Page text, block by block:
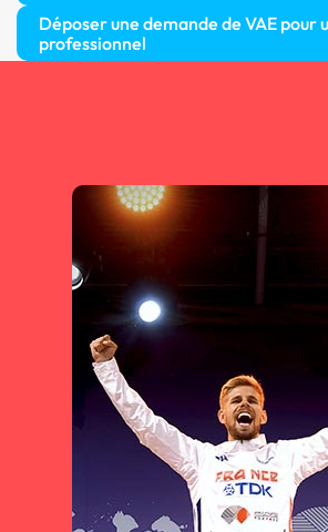
Déposer une demande de VAE pour
professionnel